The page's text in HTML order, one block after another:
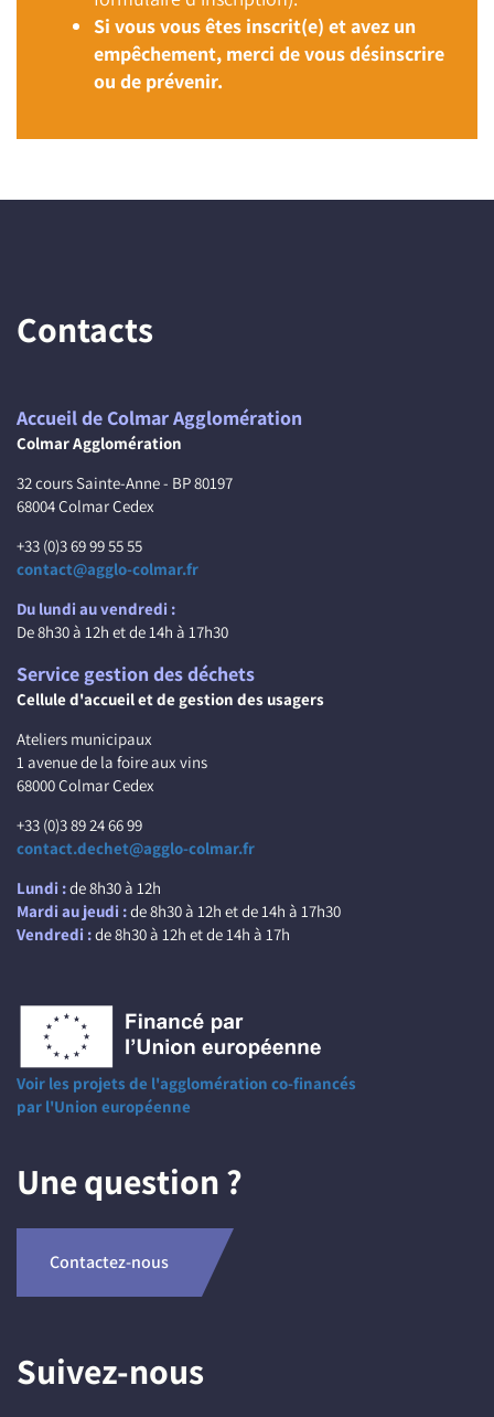
Si vous vous êtes inscrit(e) et avez un
empêchement, merci de vous désinscrire
ou de prévenir.
Contacts
Accueil de Colmar Agglomération
Colmar Agglomération
32 cours Sainte-Anne - BP 80197
68004 Colmar Cedex
+33 (0)3 69 99 55 55
contact@agglo-colmar.fr
Du lundi au vendredi :
De 8h30 à 12h et de 14h à 17h30
Service gestion des déchets
Cellule d'accueil et de gestion des usagers
Ateliers municipaux
1 avenue de la foire aux vins
68000 Colmar Cedex
+33 (0)3 89 24 66 99
contact.dechet@agglo-colmar.fr
Lundi :de 8h30 à 12h
Mardi au jeudi :de 8h30 à 12h et de 14h à 17h30
Vendredi :de 8h30 à 12h et de 14h à 17h
Voir les projets de l'agglomération co-financés
par l'Union européenne
Une question ?
Contactez-nous
Suivez-nous